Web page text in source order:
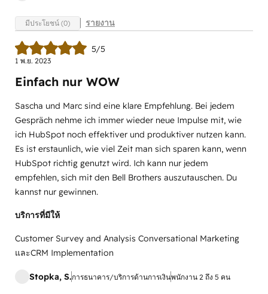
มีประโยชน์ (0) รายงาน
5/5
1 พ.ย. 2023
Einfach nur WOW
Sascha und Marc sind eine klare Empfehlung. Bei jedem
Gespräch nehme ich immer wieder neue Impulse mit, wie
ich HubSpot noch effektiver und produktiver nutzen kann.
Es ist erstaunlich, wie viel Zeit man sich sparen kann, wenn
HubSpot richtig genutzt wird. Ich kann nur jedem
empfehlen, sich mit den Bell Brothers auszutauschen. Du
kannst nur gewinnen.
บริการที่มีให้
Customer Survey and Analysis Conversational Marketing
และCRM Implementation
Stopka, S.การธนาคาร/บริการด้านการเงินพนักงาน 2 ถึง 5 คน